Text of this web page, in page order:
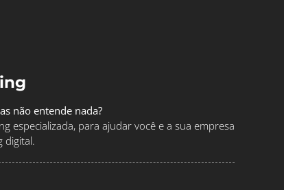
não entende nada?
especializada, para ajudar você e a sua empresa
digital.